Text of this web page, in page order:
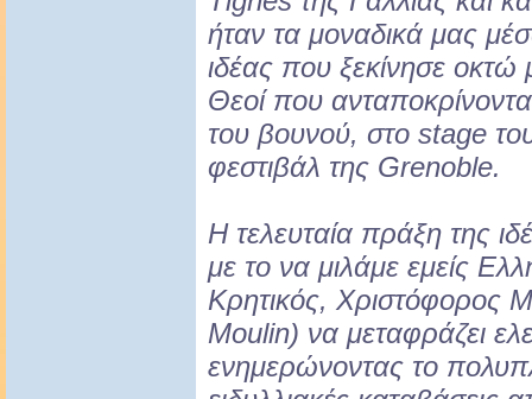
ήταν τα μοναδικά μας
ιδέας που ξεκίνησε
Θεοί που
του βουνού, στο stage
φεστιβάλ της Grenoble.
Η τελευταία πράξη της
με το να μιλάμε εμείς
Κρητικός, Χριστόφορος
Moulin) να μεταφράζει
ενημερώνοντας το